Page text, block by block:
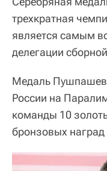
трехкратная
является самым
делегации
Медаль
России на
команды 10
бронзовых наград